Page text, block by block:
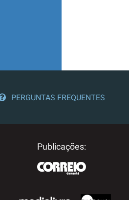
PERGUNTAS FREQUENTES
Publicações: